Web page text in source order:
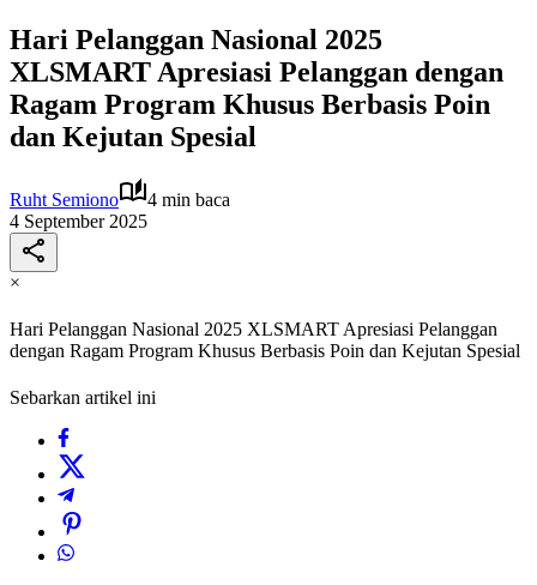
Hari Pelanggan Nasional 2025
XLSMART Apresiasi Pelanggan dengan
Ragam Program Khusus Berbasis Poin
dan Kejutan Spesial
Ruht Semiono
4 min baca
4 September 2025
×
Hari Pelanggan Nasional 2025 XLSMART Apresiasi Pelanggan
dengan Ragam Program Khusus Berbasis Poin dan Kejutan Spesial
Sebarkan artikel ini